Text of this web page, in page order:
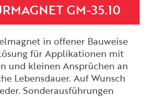
GM-35.10
in offener Bauweise
für Applikationen mit
und kleinen Ansprüchen an
Lebensdauer. Auf Wunsch
Sonderausführungen